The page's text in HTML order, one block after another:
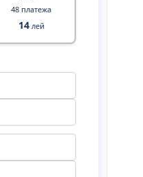
48 платежа
14лей